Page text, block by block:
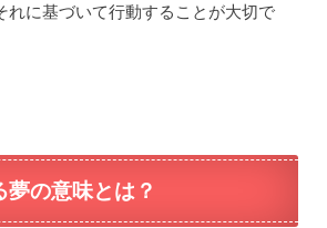
れに基づいて行動することが大切で
夢の意味とは？